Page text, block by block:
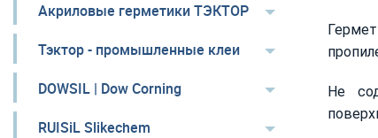
Акриловые герметики ТЭКТОР
Тэктор - промышленные клеи
DOWSIL | Dow Corning
RUISiL Slikechem
Не